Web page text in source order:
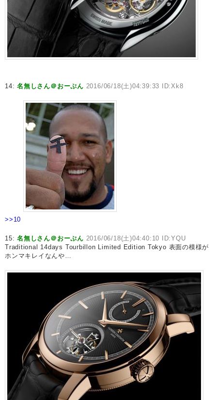
14:名無しさん＠おーぷん 2016/06/18(土)04:39:33 ID:Xk8
>>10
15:名無しさん＠おーぷん 2016/06/18(土)04:40:10 ID:YQU
Traditional 14days Tourbillon Limited Edition Tokyo 表面の模様が
ホンマキレイなんや…